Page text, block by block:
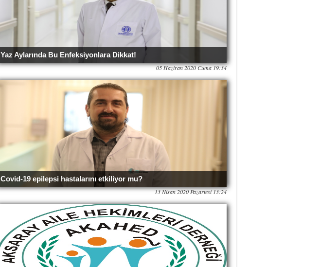
Yaz Aylarında Bu Enfeksiyonlara Dikkat!
05 Haziran 2020 Cuma 19:34
Covid-19 epilepsi hastalarını etkiliyor mu?
13 Nisan 2020 Pazartesi 13:24